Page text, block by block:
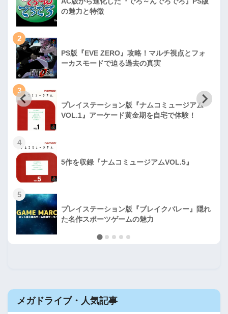
の魅力と特徴
2
PS版『EVE ZERO』攻略！マルチ視点とフォ
ーカスモードで迫る過去の真実
3
プレイステーション版『ナムコミュージアム
VOL.1』アーケード黄金期を自宅で体験！
4
5作を収録『ナムコミュージアムVOL.5』
5
プレイステーション版『ブレイクバレー』隠れ
た名作スポーツゲームの魅力
メガドライブ・人気記事